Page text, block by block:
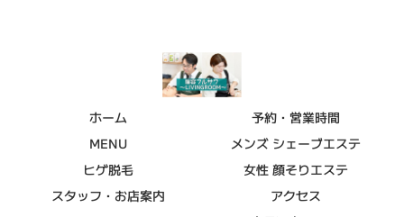
ホーム
予約・営業時間
MENU
メンズ シェーブエステ
ヒゲ脱毛
女性 顔そりエステ
スタッフ・お店案内
アクセス